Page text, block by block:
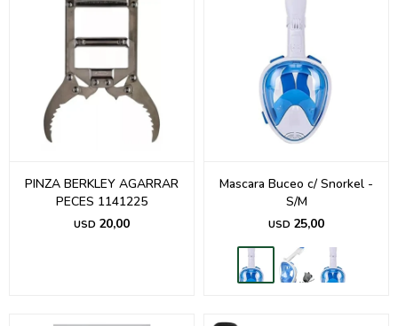
PINZA BERKLEY AGARRAR
PECES 1141225
USD 20,00
Mascara Buceo c/ Snorkel -
S/M
USD 25,00